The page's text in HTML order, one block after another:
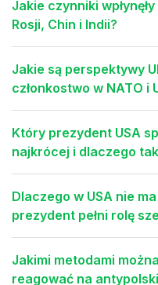
Jakie czynniki
Rosji, Chin i Indii?
Jakie są perspektywy
członkostwo w NATO i
Który prezydent USA
najkrócej i dlaczego tak
Dlaczego w USA nie
prezydent pełni rolę
Jakimi metodami
reagować na